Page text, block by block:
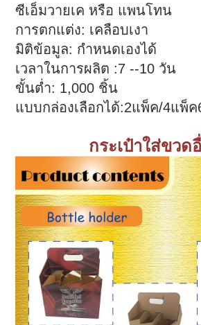
ซีเอ็มวายเค หรือ แพนโทน
การตกแต่ง: เคลือบเงา
มิติข้อมูล: กำหนดเองได้
เวลาในการผลิต :7 --10 วัน
ขั้นต่ำ: 1,000 ชิ้น
แบบกล่องเลือกได้:2แพ็ค/4แพ็
กระเป๋าใส่ขวด